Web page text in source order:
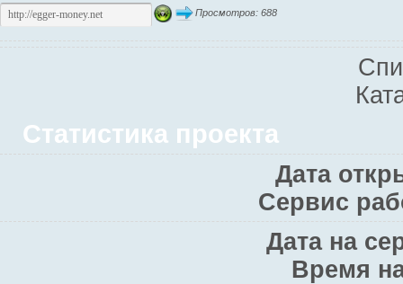
Просмотров: 688
Статистика проекта
Дата
Сервис
Дата на
Время